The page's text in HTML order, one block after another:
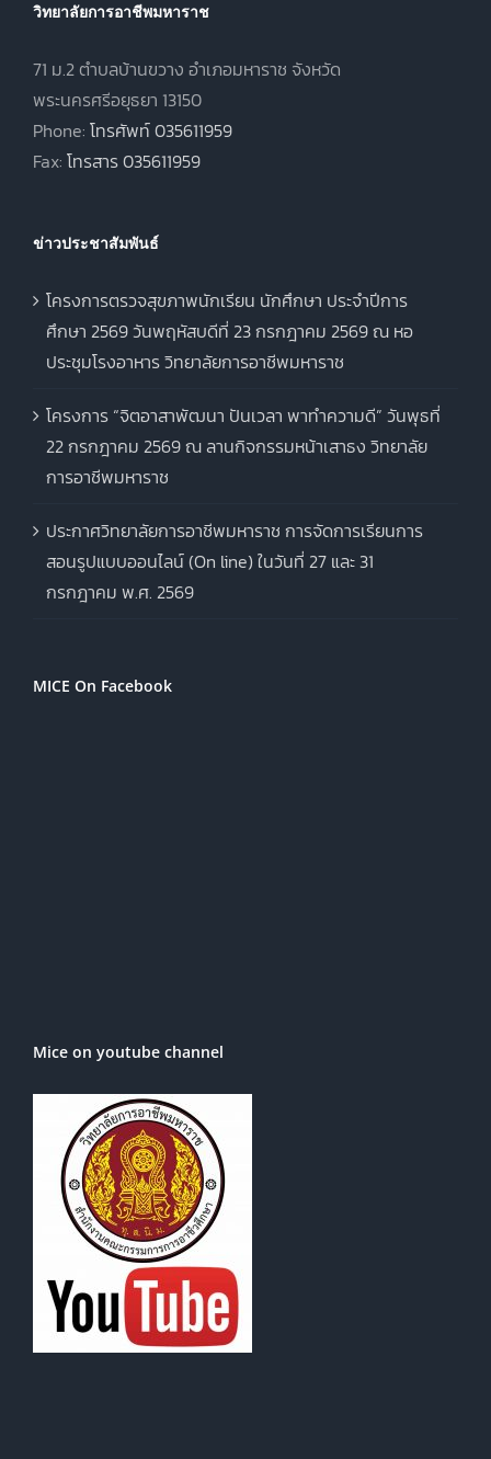
วิทยาลัยการอาชีพมหาราช
71 ม.2 ตำบลบ้านขวาง อำเภอมหาราช จังหวัด
พระนครศรีอยุธยา 13150
Phone: โทรศัพท์ 035611959
Fax: โทรสาร 035611959
ข่าวประชาสัมพันธ์
โครงการตรวจสุขภาพนักเรียน นักศึกษา ประจำปีการ
ศึกษา 2569 วันพฤหัสบดีที่ 23 กรกฎาคม 2569 ณ หอ
ประชุมโรงอาหาร วิทยาลัยการอาชีพมหาราช
โครงการ “จิตอาสาพัฒนา ปันเวลา พาทำความดี” วันพุธที่
22 กรกฎาคม 2569 ณ ลานกิจกรรมหน้าเสาธง วิทยาลัย
การอาชีพมหาราช
ประกาศวิทยาลัยการอาชีพมหาราช การจัดการเรียนการ
สอนรูปแบบออนไลน์ (On line) ในวันที่ 27 และ 31
กรกฎาคม พ.ศ. 2569
MICE On Facebook
Mice on youtube channel